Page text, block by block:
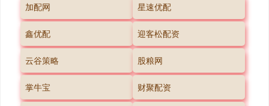
加配网 星速优配
鑫优配 迎客松配资
云谷策略 股粮网
掌牛宝 财聚配资